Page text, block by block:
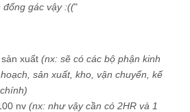
gác vậy :(("
sản xuất (nx: sẽ có các bộ phận kinh
sản xuất, kho, vận chuyển, kế
nv (nx: như vậy cần có 2HR và 1